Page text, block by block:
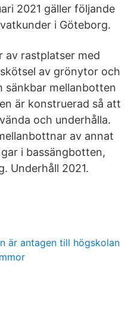
2021 gäller följande
i Göteborg.
av rastplatser med
av grönytor och
sänkbar mellanbotten
är konstruerad så att
och underhålla.
av annat
i bassängbotten,
Underhåll 2021.
är antagen till högskolan